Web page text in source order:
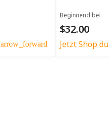
arrow_forward
Beginnend bei
$32.00
Jetzt Shop